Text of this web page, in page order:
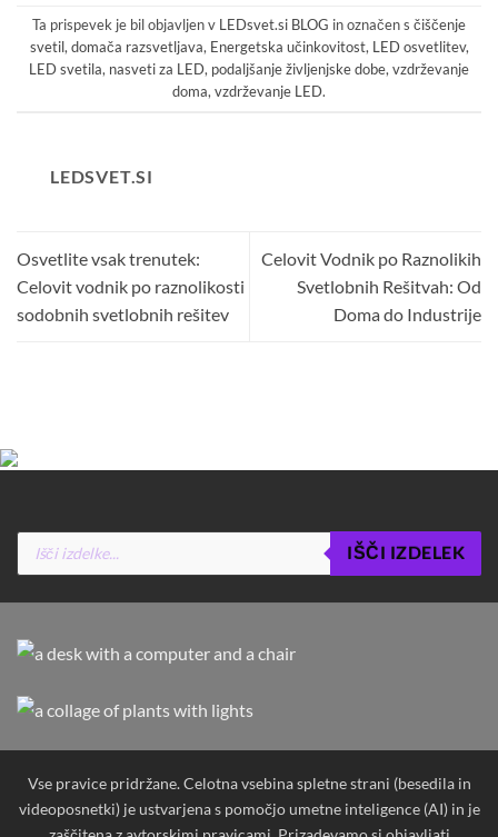
Ta prispevek je bil objavljen v LEDsvet.si BLOG in označen s čiščenje
svetil,domača razsvetljava, Energetska učinkovitost, LED osvetlitev,
LED svetila, nasveti za LED, podaljšanje življenjske dobe,vzdrževanje
doma,vzdrževanje LED.
LEDSVET.SI
Osvetlite vsak trenutek:
Celovit vodnik po raznolikosti
sodobnih svetlobnih rešitev
Celovit Vodnik po Raznolikih
Svetlobnih Rešitvah: Od
Doma do Industrije
Products
search
IŠČI IZDELEK
Vse pravice pridržane. Celotna vsebina spletne strani (besedila in
videoposnetki) je ustvarjena s pomočjo umetne inteligence (AI) in je